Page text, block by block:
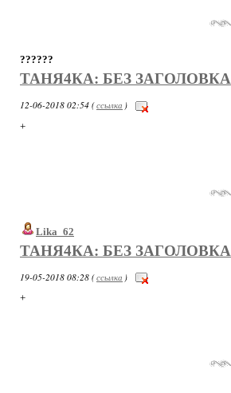
??????
ТАНЯ4КА: БЕЗ ЗАГОЛОВКА
12-06-2018 02:54 (ссылка )
+
Lika_62
ТАНЯ4КА: БЕЗ ЗАГОЛОВКА
19-05-2018 08:28 (ссылка )
+